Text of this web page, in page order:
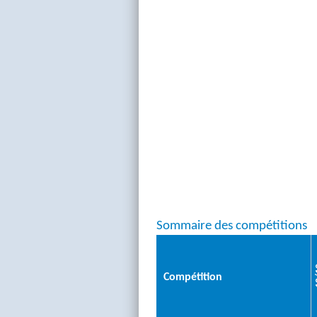
Sommaire des compétitions
Compétition